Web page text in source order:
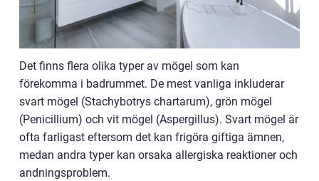
Det finns flera olika typer av mögel som kan
förekomma i badrummet. De mest vanliga inkluderar
svart mögel (Stachybotrys chartarum), grön mögel
(Penicillium) och vit mögel (Aspergillus). Svart mögel är
ofta farligast eftersom det kan frigöra giftiga ämnen,
medan andra typer kan orsaka allergiska reaktioner och
andningsproblem.